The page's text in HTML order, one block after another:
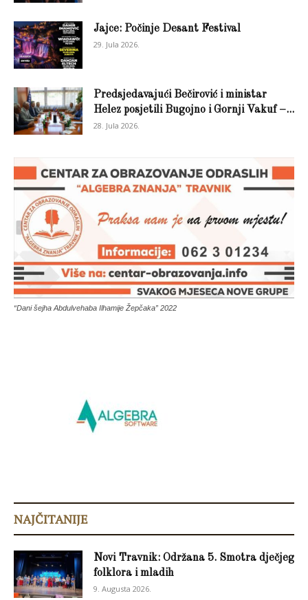
Jajce: Počinje Desant Festival
29. Jula 2026.
Predsjedavajući Bečirović i ministar
Helez posjetili Bugojno i Gornji Vakuf –...
28. Jula 2026.
“Dani šejha Abdulvehaba Ilhamije Žepčaka” 2022
NAJČITANIJE
Novi Travnik: Održana 5. Smotra dječjeg
folklora i mladih
9. Augusta 2026.